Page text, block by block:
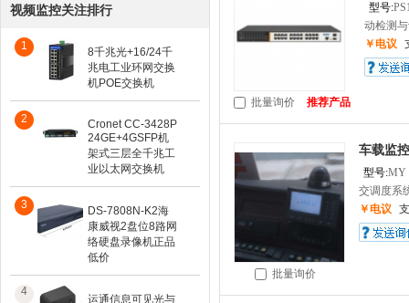
视频监控关注排行
1
8千兆光+16/24千
兆电工业环网交换
机POE交换机
2
Cronet CC-3428P
24GE+4GSFP机
架式三层全千兆工
业以太网交换机
3
DS-7808N-K2海
康威视2盘位8路网
络硬盘录像机正品
低价
4
运通信息可见光与
批量询价 推荐产品
型号:
动检测
￥电议
批量询价
车载监
型号:MY
交调度系
￥电议